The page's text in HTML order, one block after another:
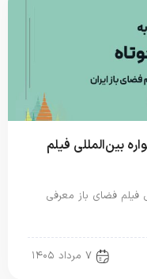
بین‌المللی فیلم
فیلم فضای باز معرفی
۷ مرداد ۱۴۰۵